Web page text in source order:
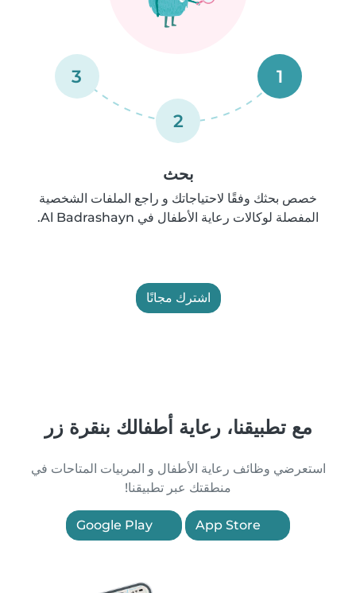
1
2
3
بحث
خصص بحثك وفقًا لاحتياجاتك و راجع الملفات الشخصية
المفصلة لوكالات رعاية الأطفال في Al Badrashayn.
اشترك مجانًا
مع تطبيقنا، رعاية أطفالك بنقرة زر
استعرضي وظائف رعاية الأطفال و المربيات المتاحات في
منطقتك عبر تطبيقنا!